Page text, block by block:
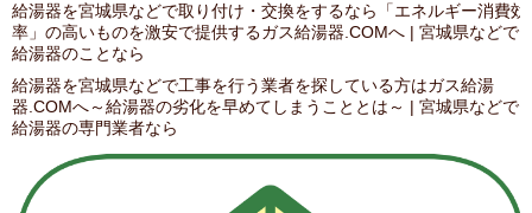
給湯器を宮城県などで取り付け・交換をするなら「エネルギー消費効
率」の高いものを激安で提供するガス給湯器.COMへ | 宮城県などで
給湯器のことなら
給湯器を宮城県などで工事を行う業者を探している方はガス給湯
器.COMへ～給湯器の劣化を早めてしまうこととは～ | 宮城県などで
給湯器の専門業者なら